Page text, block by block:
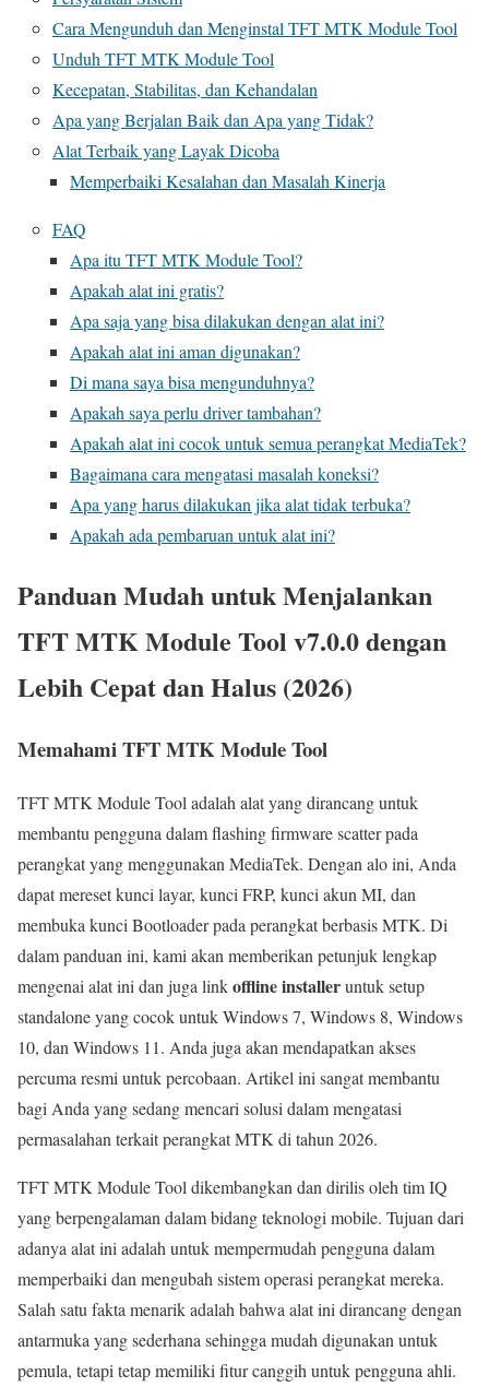
Cara Mengunduh dan Menginstal TFT MTK Module Tool
Unduh TFT MTK Module Tool
Kecepatan, Stabilitas, dan Kehandalan
Apa yang Berjalan Baik dan Apa yang Tidak?
Alat Terbaik yang Layak Dicoba
Memperbaiki Kesalahan dan Masalah Kinerja
FAQ
Apa itu TFT MTK Module Tool?
Apakah alat ini gratis?
Apa saja yang bisa dilakukan dengan alat ini?
Apakah alat ini aman digunakan?
Di mana saya bisa mengunduhnya?
Apakah saya perlu driver tambahan?
Apakah alat ini cocok untuk semua perangkat MediaTek?
Bagaimana cara mengatasi masalah koneksi?
Apa yang harus dilakukan jika alat tidak terbuka?
Apakah ada pembaruan untuk alat ini?
Panduan Mudah untuk Menjalankan
TFT MTK Module Tool v7.0.0 dengan
Lebih Cepat dan Halus (2026)
Memahami TFT MTK Module Tool
TFT MTK Module Tool adalah alat yang dirancang untuk
membantu pengguna dalam flashing firmware scatter pada
perangkat yang menggunakan MediaTek. Dengan alo ini, Anda
dapat mereset kunci layar, kunci FRP, kunci akun MI, dan
membuka kunci Bootloader pada perangkat berbasis MTK. Di
dalam panduan ini, kami akan memberikan petunjuk lengkap
mengenai alat ini dan juga linkoffline installeruntuk setup
standalone yang cocok untuk Windows 7, Windows 8, Windows
10, dan Windows 11. Anda juga akan mendapatkan akses
percuma resmi untuk percobaan. Artikel ini sangat membantu
bagi Anda yang sedang mencari solusi dalam mengatasi
permasalahan terkait perangkat MTK di tahun 2026.
TFT MTK Module Tool dikembangkan dan dirilis oleh tim IQ
yang berpengalaman dalam bidang teknologi mobile. Tujuan dari
adanya alat ini adalah untuk mempermudah pengguna dalam
memperbaiki dan mengubah sistem operasi perangkat mereka.
Salah satu fakta menarik adalah bahwa alat ini dirancang dengan
antarmuka yang sederhana sehingga mudah digunakan untuk
pemula, tetapi tetap memiliki fitur canggih untuk pengguna ahli.